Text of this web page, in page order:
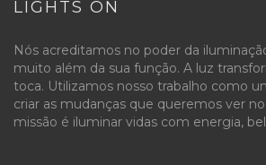
LIGHTS ON
Nós acreditamos no poder da
muito além da sua função. A luz
toca. Utilizamos nosso trabalho como
criar as mudanças que queremos ver
missão é iluminar vidas com energia,